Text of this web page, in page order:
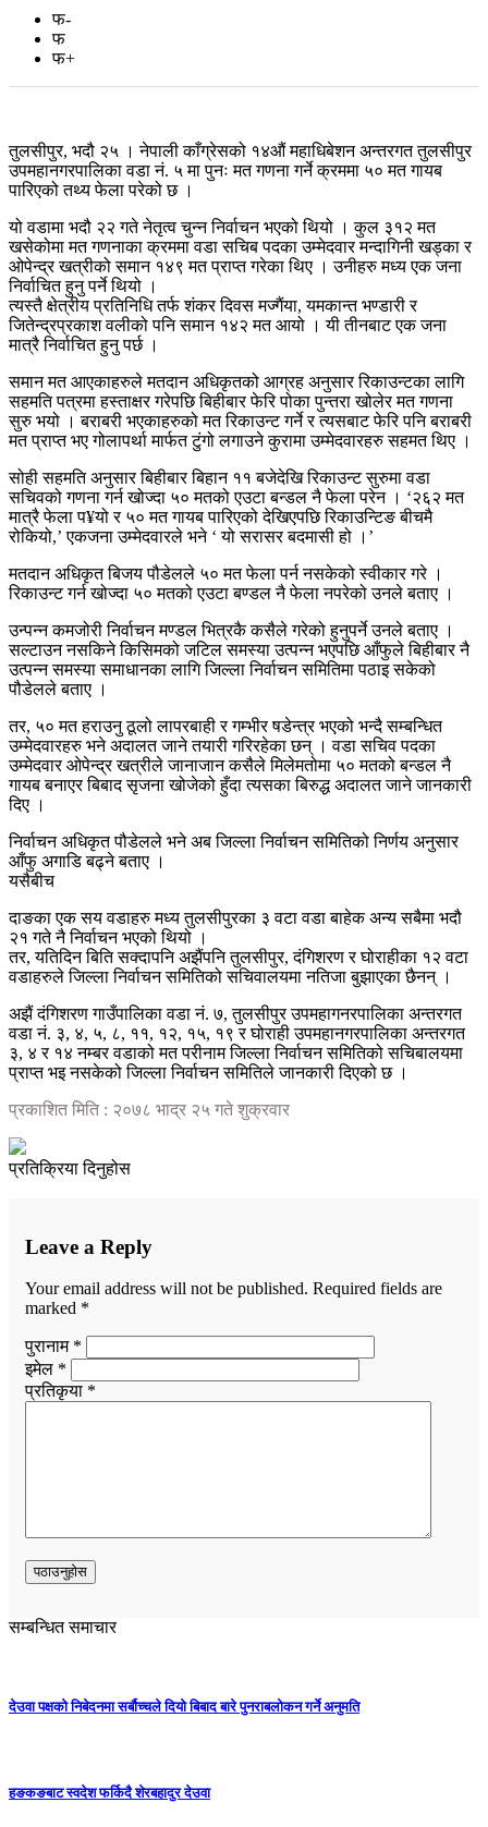
फ-
फ
फ+
तुलसीपुर, भदौ २५ । नेपाली काँग्रेसको १४औं महाधिबेशन अन्तरगत तुलसीपुर
उपमहानगरपालिका वडा नं. ५ मा पुनः मत गणना गर्ने क्रममा ५० मत गायब
पारिएको तथ्य फेला परेको छ ।
यो वडामा भदौ २२ गते नेतृत्व चुन्न निर्वाचन भएको थियो । कुल ३१२ मत
खसेकोमा मत गणनाका क्रममा वडा सचिब पदका उम्मेदवार मन्दागिनी खड्का र
ओपेन्द्र खत्रीको समान १४९ मत प्राप्त गरेका थिए । उनीहरु मध्य एक जना
निर्वाचित हुनु पर्ने थियो ।
त्यस्तै क्षेत्रीय प्रतिनिधि तर्फ शंकर दिवस मज्गैंया, यमकान्त भण्डारी र
जितेन्द्रप्रकाश वलीको पनि समान १४२ मत आयो । यी तीनबाट एक जना
मात्रै निर्वाचित हुनु पर्छ ।
समान मत आएकाहरुले मतदान अधिकृतको आग्रह अनुसार रिकाउन्टका लागि
सहमति पत्रमा हस्ताक्षर गरेपछि बिहीबार फेरि पोका पुन्तरा खोलेर मत गणना
सुरु भयो । बराबरी भएकाहरुको मत रिकाउन्ट गर्ने र त्यसबाट फेरि पनि बराबरी
मत प्राप्त भए गोलापर्था मार्फत टुंगो लगाउने कुरामा उम्मेदवारहरु सहमत थिए ।
सोही सहमति अनुसार बिहीबार बिहान ११ बजेदेखि रिकाउन्ट सुरुमा वडा
सचिवको गणना गर्न खोज्दा ५० मतको एउटा बन्डल नै फेला परेन । ‘२६२ मत
मात्रै फेला प¥यो र ५० मत गायब पारिएको देखिएपछि रिकाउन्टिङ बीचमै
रोकियो,’ एकजना उम्मेदवारले भने ‘ यो सरासर बदमासी हो ।’
मतदान अधिकृत बिजय पौडेलले ५० मत फेला पर्न नसकेको स्वीकार गरे ।
रिकाउन्ट गर्न खोज्दा ५० मतको एउटा बण्डल नै फेला नपरेको उनले बताए ।
उन्पन्न कमजोरी निर्वाचन मण्डल भित्रकै कसैले गरेको हुनुपर्ने उनले बताए ।
सल्टाउन नसकिने किसिमको जटिल समस्या उत्पन्न भएपछि आँफुले बिहीबार नै
उत्पन्न समस्या समाधानका लागि जिल्ला निर्वाचन समितिमा पठाइ सकेको
पौडेलले बताए ।
तर, ५० मत हराउनु ठूलो लापरबाही र गम्भीर षडेन्त्र भएको भन्दै सम्बन्धित
उम्मेदवारहरु भने अदालत जाने तयारी गरिरहेका छन् । वडा सचिव पदका
उम्मेदवार ओपेन्द्र खत्रीले जानाजान कसैले मिलेमतोमा ५० मतको बन्डल नै
गायब बनाएर बिबाद सृजना खोजेको हुँदा त्यसका बिरुद्ध अदालत जाने जानकारी
दिए ।
निर्वाचन अधिकृत पौडेलले भने अब जिल्ला निर्वाचन समितिको निर्णय अनुसार
आँफु अगाडि बढ्ने बताए ।
यसैबीच
दाङका एक सय वडाहरु मध्य तुलसीपुरका ३ वटा वडा बाहेक अन्य सबैमा भदौ
२१ गते नै निर्वाचन भएको थियो ।
तर, यतिदिन बिति सक्दापनि अझैंपनि तुलसीपुर, दंगिशरण र घोराहीका १२ वटा
वडाहरुले जिल्ला निर्वाचन समितिको सचिवालयमा नतिजा बुझाएका छैनन् ।
अझैं दंगिशरण गाउँपालिका वडा नं. ७, तुलसीपुर उपमहागनरपालिका अन्तरगत
वडा नं. ३, ४, ५, ८, ११, १२, १५, १९ र घोराही उपमहानगरपालिका अन्तरगत
३, ४ र १४ नम्बर वडाको मत परीनाम जिल्ला निर्वाचन समितिको सचिबालयमा
प्राप्त भइ नसकेको जिल्ला निर्वाचन समितिले जानकारी दिएको छ ।
प्रकाशित मिति : २०७८ भाद्र २५ गते शुक्रवार
प्रतिक्रिया दिनुहोस
Leave a Reply
Your email address will not be published. Required fields are
marked *
पुरानाम *
इमेल *
प्रतिकृया *
सम्बन्धित समाचार
देउवा पक्षको निबेदनमा सर्बौच्चले दियो बिबाद बारे पुनराबलोकन गर्ने अनुमति
हङकङबाट स्वदेश फर्किदै शेरबहादुर देउवा